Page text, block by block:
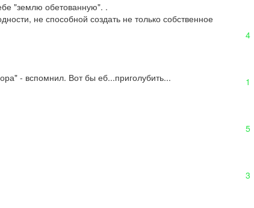
"землю обетованную". .
не способной создать не только собственное
4
- вспомнил. Вот бы еб...приголубить... 1
5
3